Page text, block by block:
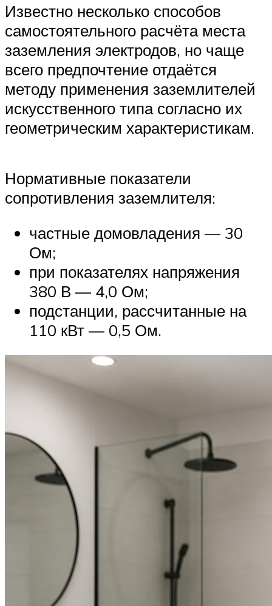
Известно несколько способов
самостоятельного расчёта места
заземления электродов, но чаще
всего предпочтение отдаётся
методу применения заземлителей
искусственного типа согласно их
геометрическим характеристикам.
Нормативные показатели
сопротивления заземлителя:
частные домовладения — 30
Ом;
при показателях напряжения
380 В — 4,0 Ом;
подстанции, рассчитанные на
110 кВт — 0,5 Ом.